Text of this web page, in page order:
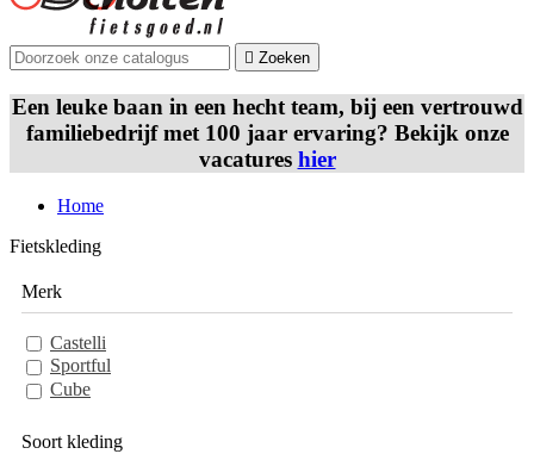
 Zoeken
Een leuke baan in een hecht team, bij een vertrouwd
familiebedrijf met 100 jaar ervaring? Bekijk onze
vacatures hier
Home
Fietskleding
Merk
Castelli
Sportful
Cube
Soort kleding